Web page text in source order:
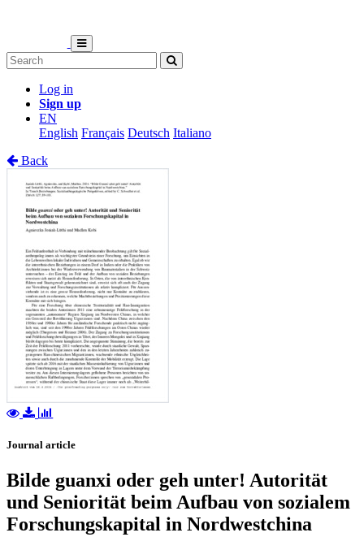
Log in
Sign up
EN
English Français Deutsch Italiano
Back
Journal article
Bilde guanxi oder geh unter! Autorität
und Seniorität beim Aufbau von sozialem
Forschungskapital in Nordwestchina